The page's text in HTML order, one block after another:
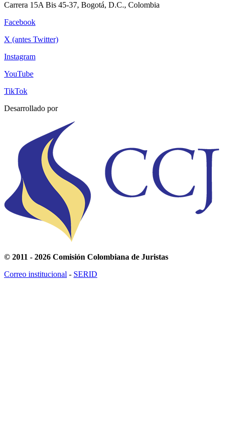
Carrera 15A Bis 45-37, Bogotá, D.C., Colombia
Facebook
X (antes Twitter)
Instagram
YouTube
TikTok
Desarrollado por
© 2011 - 2026 Comisión Colombiana de Juristas
Correo institucional - SERID